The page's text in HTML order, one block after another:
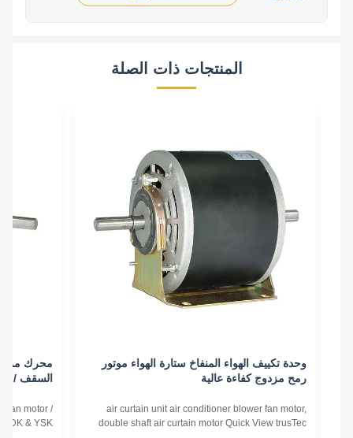
المنتجات ذات الصلة
وحدة تكييف الهواء المنفاخ ستارة الهواء موتور
رمح مزدوج كفاءة عالية
air curtain unit air conditioner blower fan motor,
double shaft air curtain motor Quick View trusTec
محرك مروحة
السقف / محرك باب
fan motor /
The YDK & YSK